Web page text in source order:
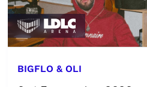
BIGFLO & OLI